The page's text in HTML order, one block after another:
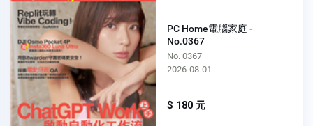
PC Home電腦家庭 -
No.0367
No. 0367
2026-08-01
$ 180 元